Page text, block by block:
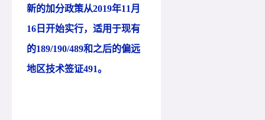
新的加分政策从2019年11月
16日开始实行，适用于现有
的189/190/489和之后的偏远
地区技术签证491。